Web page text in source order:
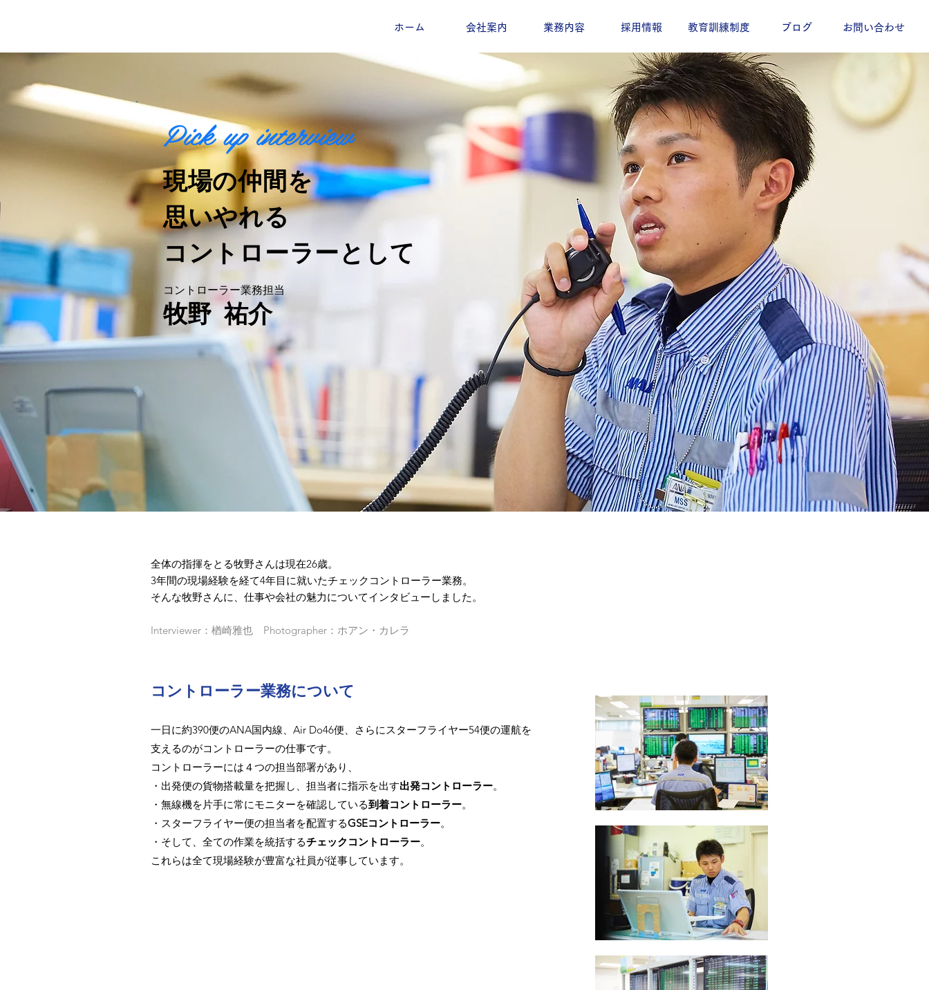
ホーム 会社案内 業務内容 採用情報 教育訓練制度 ブログ お問い合わせ
Pick up interview
現場の仲間を
思いやれる
​コントローラーとして
コントローラー業務担当
牧野 祐介
全体の指揮をとる牧野さんは現在26歳。
3年間の現場経験を経て4年目に就いたチェックコントローラー業務。
そんな牧野さんに、​ 仕事や会社の魅力についてインタビューしました。
Interviewer：楢崎雅也 Photographer：ホアン・カレラ
コントローラー業務について
一日に約390便のANA国内線、Air Do46便、さらにスターフライヤー54便の運航を
支えるのがコントローラーの仕事です。
コントローラーには４つの担当部署があり、
・出発便の貨物搭載量を把握し、担当者に指示を出す出発コントローラー。
・無線機を片手に常にモニターを確認している到着コントローラー。
・スターフライヤー便の担当者を配置するGSEコントローラー。
・そして、全ての作業を統括するチェックコントローラー。
これらは全て現場経験が豊富な社員が従事しています。